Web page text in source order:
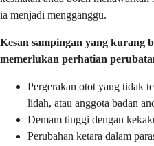
ia menjadi mengganggu.
Kesan sampingan yang kurang
memerlukan perhatian
Pergerakan otot yang tidak
lidah, atau anggota badan
Demam tinggi dengan
Perubahan ketara dalam